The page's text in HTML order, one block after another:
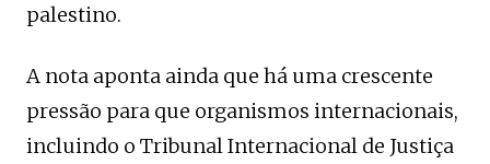
palestino.
A nota aponta ainda que há uma crescente
pressão para que organismos internacionais,
incluindo o Tribunal Internacional de Justiça